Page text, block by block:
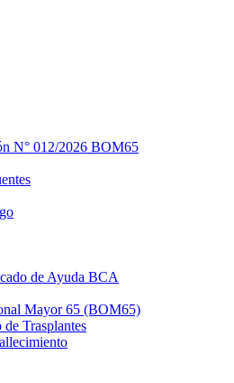
N° 012/2026 BOM65
de Ayuda BCA
Mayor 65 (BOM65)
Trasplantes